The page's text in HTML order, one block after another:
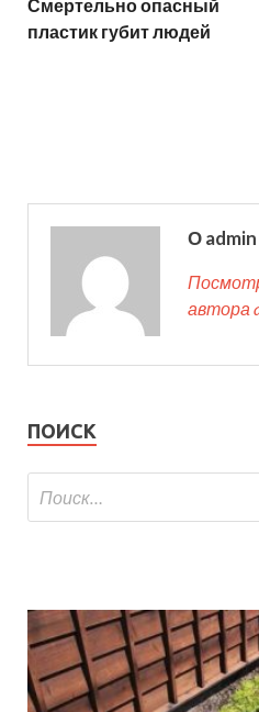
Смертельно опасный
пластик губит людей
О admin
автора
ПОИСК